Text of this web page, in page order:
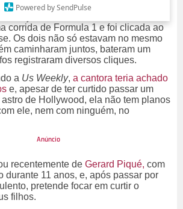
Powered by SendPulse
aqui noESTRELANDO
em um autódromo de Miami
corrida de Formula 1 e foi clicada ao
Os dois não só estavam no mesmo
caminharam juntos, bateram um
registraram diversos cliques.
a Us Weekly, a cantora teria achado
e, apesar de ter curtido passar um
de Hollywood, ela não tem planos
ele, nem com ninguém, no
recentemente de Gerard Piqué, com
durante 11 anos, e, após passar por
pretende focar em curtir o
filhos.